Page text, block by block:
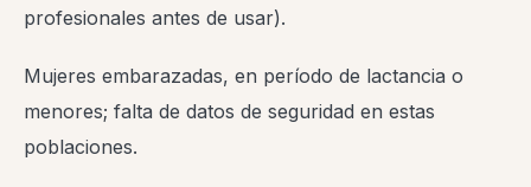
profesionales antes de usar).
Mujeres embarazadas, en período de lactancia o
menores; falta de datos de seguridad en estas
poblaciones.